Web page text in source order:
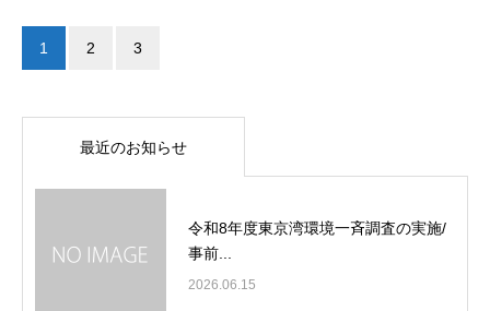
1 2 3
最近のお知らせ
令和8年度東京湾環境一斉調査の実施/
事前...
2026.06.15